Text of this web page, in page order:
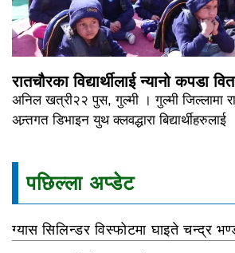
रातचौरका विद्यार्थीलाई न्यानो कपडा
अनिल खत्री२२ पुस, गुल्मी । गुल्मी जिल्लामा
अन्र्तगत डिभाइन युथ क्लवद्धारा बिद्यार्थीहरुलाई
पछिल्ला अप्डेट
ग्यास सिलिन्डर विस्फोटमा घाइते चन्द्र